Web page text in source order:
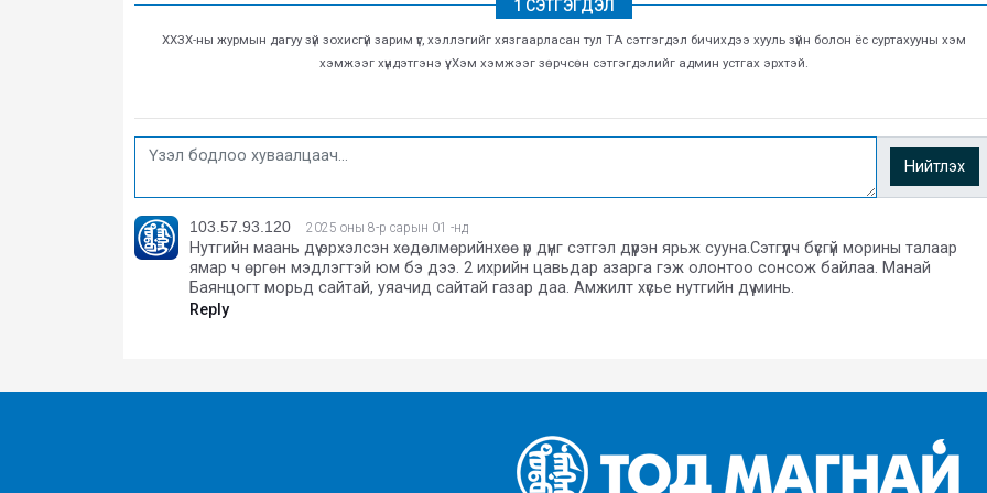
1 СЭТГЭГДЭЛ
ХХЗХ-ны журмын дагуу зүй зохисгүй зарим үг, хэллэгийг хязгаарласан тул ТА сэтгэгдэл бичихдээ хууль зүйн болон ёс суртахууны хэм
хэмжээг хүндэтгэнэ үү. Хэм хэмжээг зөрчсөн сэтгэгдэлийг админ устгах эрхтэй.
Нийтлэх
103.57.93.120 2025 оны 8-р сарын 01 -нд
Нутгийн маань дүү эрхэлсэн хөдөлмөрийнхөө үр дүнг сэтгэл дүүрэн ярьж сууна.Сэтгүүлч бүсгүй морины талаар
ямар ч өргөн мэдлэгтэй юм бэ дээ. 2 ихрийн цавьдар азарга гэж олонтоо сонсож байлаа. Манай
Баянцогт морьд сайтай, уяачид сайтай газар даа. Амжилт хүсье нутгийн дүү минь.
Reply